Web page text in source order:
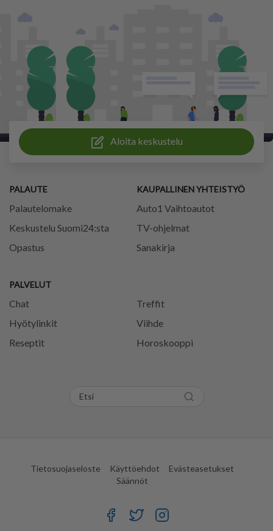
Aloita keskustelu
PALAUTE
Palautelomake
Keskustelu Suomi24:sta
Opastus
PALVELUT
Chat
Treffit
Hyötylinkit
Viihde
Reseptit
Horoskooppi
KAUPALLINEN YHTEISTYÖ
Auto1 Vaihtoautot
TV-ohjelmat
Sanakirja
Tietosuojaseloste Käyttöehdot
Evästeasetukset
Säännöt